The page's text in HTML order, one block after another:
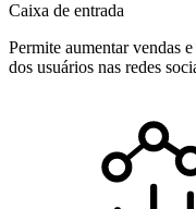
Caixa de entrada
Permite aumentar vendas
dos usuários nas redes